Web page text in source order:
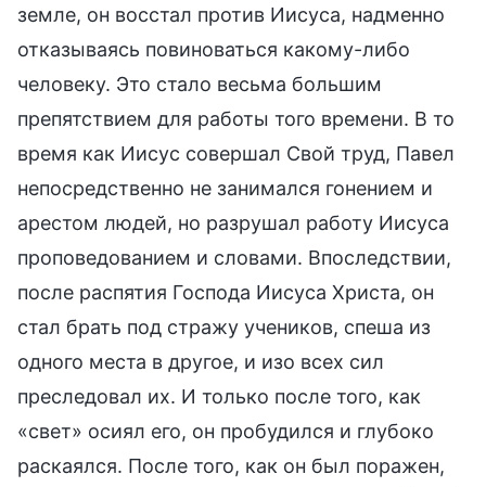
земле, он восстал против Иисуса, надменно
отказываясь повиноваться какому-либо
человеку. Это стало весьма большим
препятствием для работы того времени. В то
время как Иисус совершал Свой труд, Павел
непосредственно не занимался гонением и
арестом людей, но разрушал работу Иисуса
проповедованием и словами. Впоследствии,
после распятия Господа Иисуса Христа, он
стал брать под стражу учеников, спеша из
одного места в другое, и изо всех сил
преследовал их. И только после того, как
«свет» осиял его, он пробудился и глубоко
раскаялся. После того, как он был поражен,